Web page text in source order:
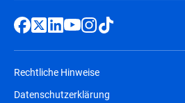
Rechtliche Hinweise
Datenschutzerklärung